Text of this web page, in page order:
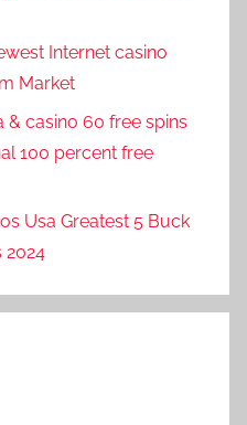
Internet casino
Market
& casino 60 free spins
100 percent free
Usa Greatest 5 Buck
2024